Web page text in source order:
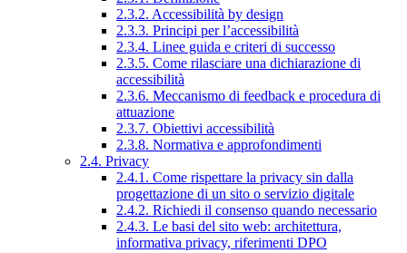
2.3.2. Accessibilità by design
2.3.3. Principi per l’accessibilità
2.3.4. Linee guida e criteri di successo
2.3.5. Come rilasciare una dichiarazione di
accessibilità
2.3.6. Meccanismo di feedback e procedura di
attuazione
2.3.7. Obiettivi accessibilità
2.3.8. Normativa e approfondimenti
2.4. Privacy
2.4.1. Come rispettare la privacy sin dalla
progettazione di un sito o servizio digitale
2.4.2. Richiedi il consenso quando necessario
2.4.3. Le basi del sito web: architettura,
informativa privacy, riferimenti DPO